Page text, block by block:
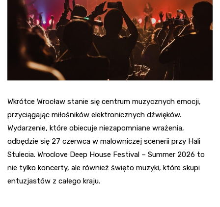
Wkrótce Wrocław stanie się centrum muzycznych emocji,
przyciągając miłośników elektronicznych dźwięków.
Wydarzenie, które obiecuje niezapomniane wrażenia,
odbędzie się 27 czerwca w malowniczej scenerii przy Hali
Stulecia. Wroclove Deep House Festival – Summer 2026 to
nie tylko koncerty, ale również święto muzyki, które skupi
entuzjastów z całego kraju.